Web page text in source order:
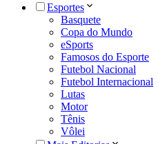
Esportes
Basquete
Copa do Mundo
eSports
Famosos do Esporte
Futebol Nacional
Futebol Internacional
Lutas
Motor
Tênis
Vôlei